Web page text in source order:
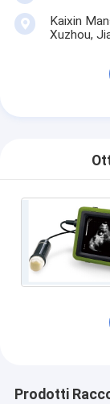
Kaixin
Xuzhou,
Prodotti